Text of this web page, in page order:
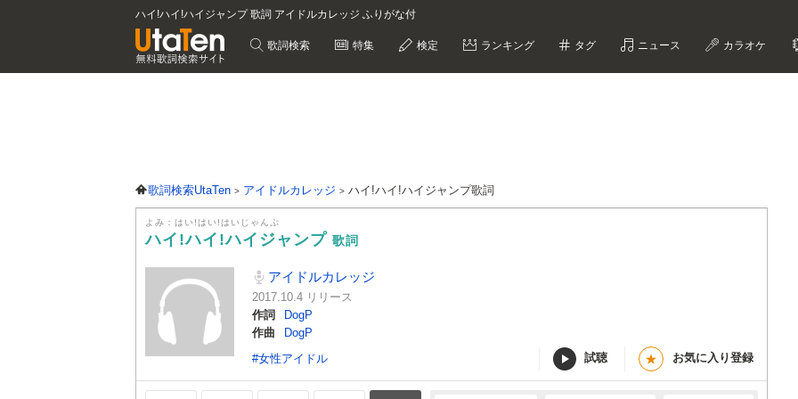
ハイ!ハイ!ハイジャンプ 歌詞 アイドルカレッジ ふりがな付
歌詞検索 特集 検定 ランキング タグ ニュース カラオケ
歌詞検索UtaTen アイドルカレッジ ハイ!ハイ!ハイジャンプ歌詞
よみ：はい!はい!はいじゃんぷ
ハイ!ハイ!ハイジャンプ 歌詞
アイドルカレッジ
2017.10.4 リリース
作詞
DogP
作曲
DogP
#女性アイドル
試聴 ★ お気に入り登録